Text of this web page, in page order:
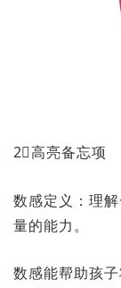
2⃣️高亮备忘项
数感定义：理
量的能力。
数感能帮助孩